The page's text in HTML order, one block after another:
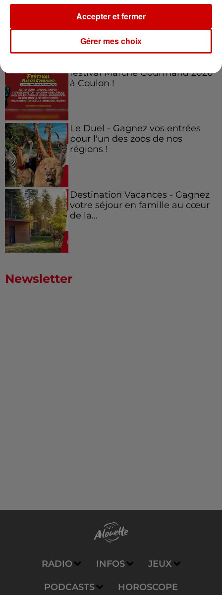
l'événement Ride the Show à
Morlaix !
festival Marché Gourmand 2026
à Coulon !
Le Duel - Gagnez vos entrées
pour l'un des zoos de nos
régions !
Destination Vacances - Gagnez
votre séjour en famille au cœur
de la...
Newsletter
RADIO INFOS JEUX
PODCASTS HOROSCOPE
Gérer mes choix
Accepter et fermer